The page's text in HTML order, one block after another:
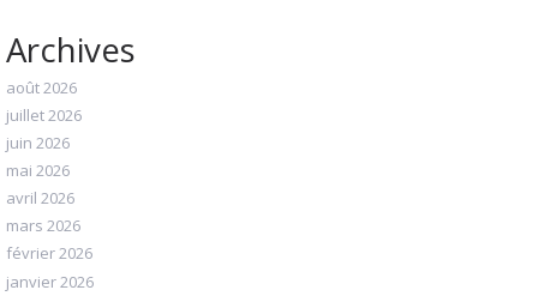
Archives
août 2026
juillet 2026
juin 2026
mai 2026
avril 2026
mars 2026
février 2026
janvier 2026